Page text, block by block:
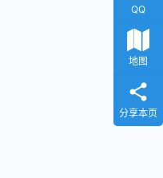
QQ
地图
分享本页